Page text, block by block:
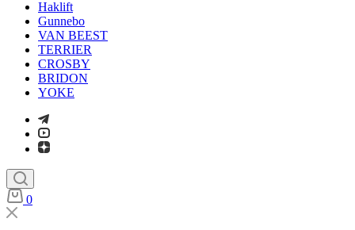
Haklift
Gunnebo
VAN BEEST
TERRIER
CROSBY
BRIDON
YOKE
0